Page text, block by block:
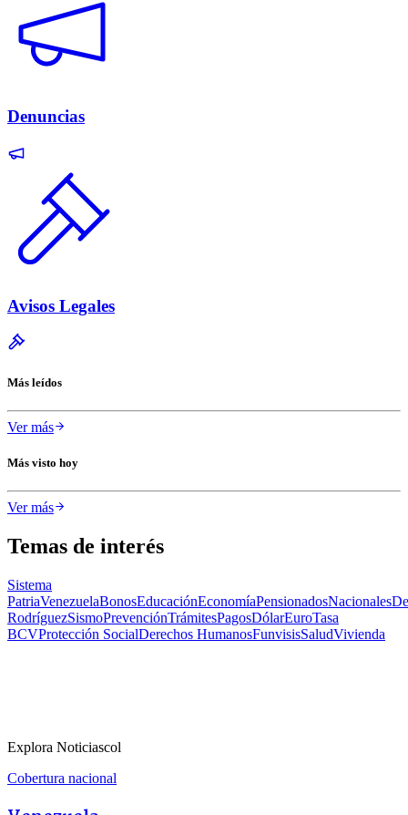
Denuncias
Avisos Legales
Más leídos
Ver más
Más visto hoy
Ver más
Temas de interés
Sistema
PatriaVenezuelaBonosEducaciónEconomíaPensionadosNacionales
RodríguezSismoPrevenciónTrámitesPagosDólarEuroTasa
BCVProtección SocialDerechos HumanosFunvisisSaludVivienda
Explora Noticiascol
Cobertura nacional